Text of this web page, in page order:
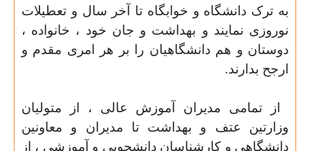
به ترک دانشگاه و خوابگاه تا آخر سال و تعطیلات
نوروزی نمایند و بهداشت و جان خود ، خانواده ،
دوستان و هم دانشگاهیان را بر هر امری مقدم و
ارجح بدارند.
از تمامی مدیران آموزش عالی ، از متولیان
وزارتین عتف و بهداشت تا مدیران و معاونین
دانشگاهی و کارشناسان دانشجویی و آموزشی ، از